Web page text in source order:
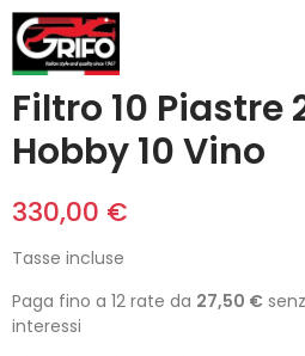
Filtro 10 Piastre
Hobby 10 Vino
330,00 €
Tasse incluse
Paga fino a 12 rate da 27,50 €
interessi